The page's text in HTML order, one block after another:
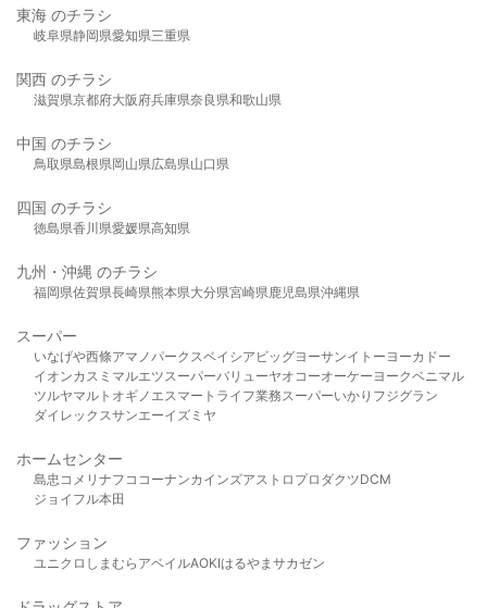
東海 のチラシ
岐阜県静岡県愛知県三重県
関西 のチラシ
滋賀県京都府大阪府兵庫県奈良県和歌山県
中国 のチラシ
鳥取県島根県岡山県広島県山口県
四国 のチラシ
徳島県香川県愛媛県高知県
九州・沖縄 のチラシ
福岡県佐賀県長崎県熊本県大分県宮崎県鹿児島県沖縄県
スーパー
いなげや西條アマノパークスベイシア ビッグヨーサンイトーヨーカドー
イオンカスミ マルエツスーパーバリューヤオコーオーケー ヨークベニマル
ツルヤマルト オギノ エスマート ライフ業務スーパーいかり フジグラン
ダイレックスサンエーイズミヤ
ホームセンター
島忠 コメリ ナフコ コーナンカインズアストロプロダクツDCM
ジョイフル本田
ファッション
ユニクロ しまむら アベイルAOKIはるやま サカゼン